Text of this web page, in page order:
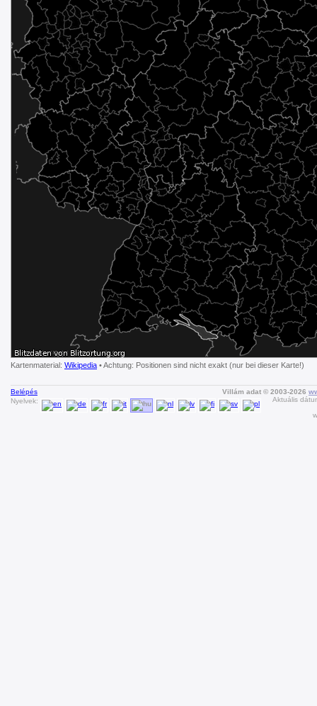
Kartenmaterial: Wikipedia • Achtung: Positionen sind nicht exakt (nur bei dieser Karte!)
Belépés
Nyelvek:
Villám adat © 2003-2026
Aktuális